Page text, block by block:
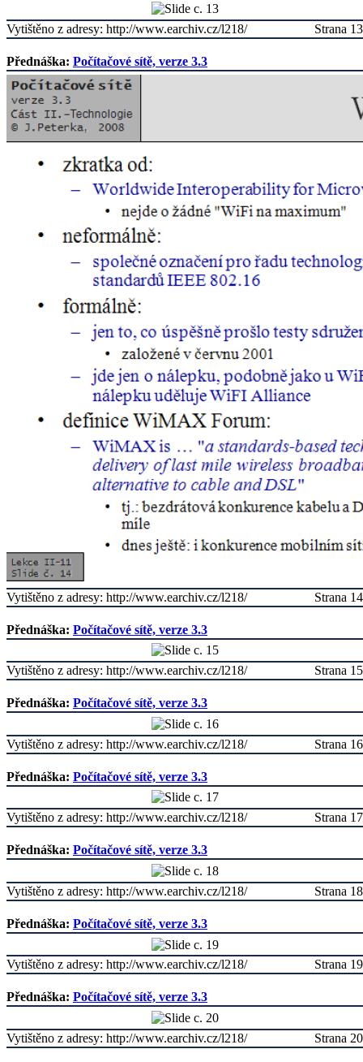
Strana 13
Vytištěno z adresy: http://www.earchiv.cz/l218/
Přednáška: Počítačové sítě, verze 3.3
Strana 14
Vytištěno z adresy: http://www.earchiv.cz/l218/
Přednáška: Počítačové sítě, verze 3.3
Strana 15
Vytištěno z adresy: http://www.earchiv.cz/l218/
Přednáška: Počítačové sítě, verze 3.3
Strana 16
Vytištěno z adresy: http://www.earchiv.cz/l218/
Přednáška: Počítačové sítě, verze 3.3
Strana 17
Vytištěno z adresy: http://www.earchiv.cz/l218/
Přednáška: Počítačové sítě, verze 3.3
Strana 18
Vytištěno z adresy: http://www.earchiv.cz/l218/
Přednáška: Počítačové sítě, verze 3.3
Strana 19
Vytištěno z adresy: http://www.earchiv.cz/l218/
Přednáška: Počítačové sítě, verze 3.3
Strana 20
Vytištěno z adresy: http://www.earchiv.cz/l218/